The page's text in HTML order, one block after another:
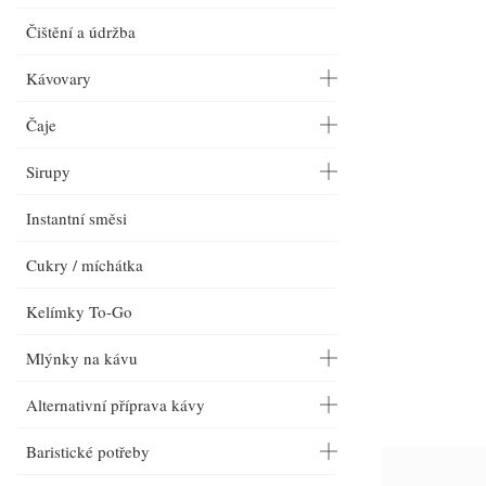
Čištění a údržba
Kávovary
Čaje
Sirupy
Instantní směsi
Cukry / míchátka
Kelímky To-Go
Mlýnky na kávu
Alternativní příprava kávy
Baristické potřeby